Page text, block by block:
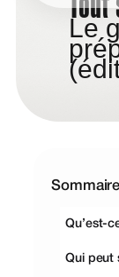
Le
Qu’est-
Qui peut